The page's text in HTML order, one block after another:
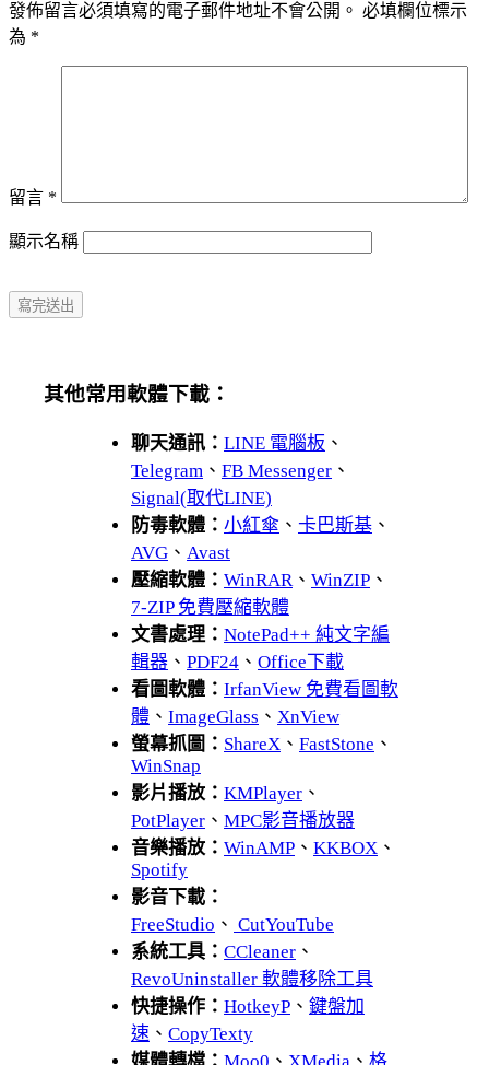
發佈留言必須填寫的電子郵件地址不會公開。 必填欄位標示
為 *
留言 *
顯示名稱
其他常用軟體下載：
聊天通訊： LINE 電腦板 、
Telegram 、 FB Messenger 、
Signal(取代LINE)
防毒軟體： 小紅傘 、 卡巴斯基 、
AVG 、 Avast
壓縮軟體： WinRAR、 WinZIP 、
7-ZIP 免費壓縮軟體
文書處理： NotePad++ 純文字編
輯器 、 PDF24 、 Office下載
看圖軟體： IrfanView 免費看圖軟
體 、 ImageGlass 、 XnView
螢幕抓圖： ShareX 、 FastStone 、
WinSnap
影片播放： KMPlayer 、
PotPlayer 、 MPC影音播放器
音樂播放： WinAMP 、 KKBOX 、
Spotify
影音下載：
FreeStudio 、 CutYouTube
系統工具： CCleaner 、
RevoUninstaller 軟體移除工具
快捷操作： HotkeyP 、 鍵盤加
速 、 CopyTexty